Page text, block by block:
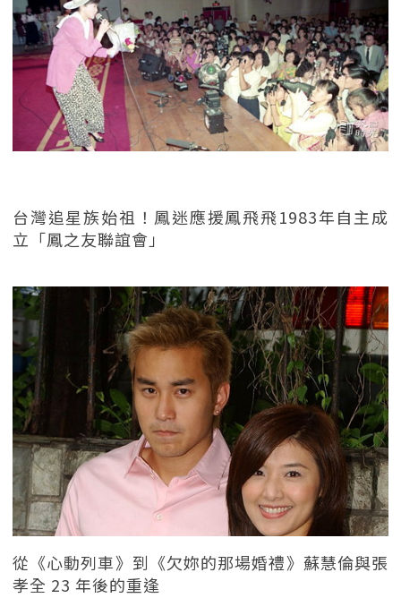
台灣追星族始祖！鳳迷應援鳳飛飛1983年自主成
立「鳳之友聯誼會」
從《心動列車》到《欠妳的那場婚禮》蘇慧倫與張
孝全 23 年後的重逢